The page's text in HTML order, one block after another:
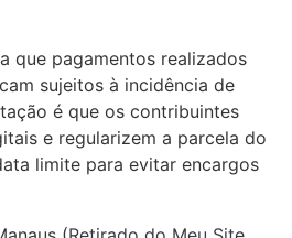
que pagamentos realizados
sujeitos à incidência de
é que os contribuintes
e regularizem a parcela do
limite para evitar encargos